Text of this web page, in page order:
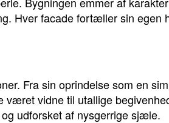
Hver facade fortæller sin egen
Fra sin oprindelse som en
vidne til utallige
udforsket af nysgerrige sjæle.